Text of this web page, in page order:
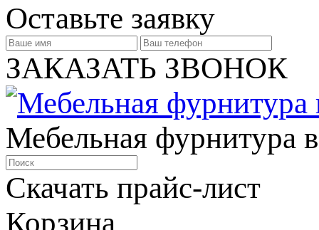
Оставьте заявку
ЗАКАЗАТЬ ЗВОНОК
Мебельная фурнитура
Скачать прайс-лист
Корзина